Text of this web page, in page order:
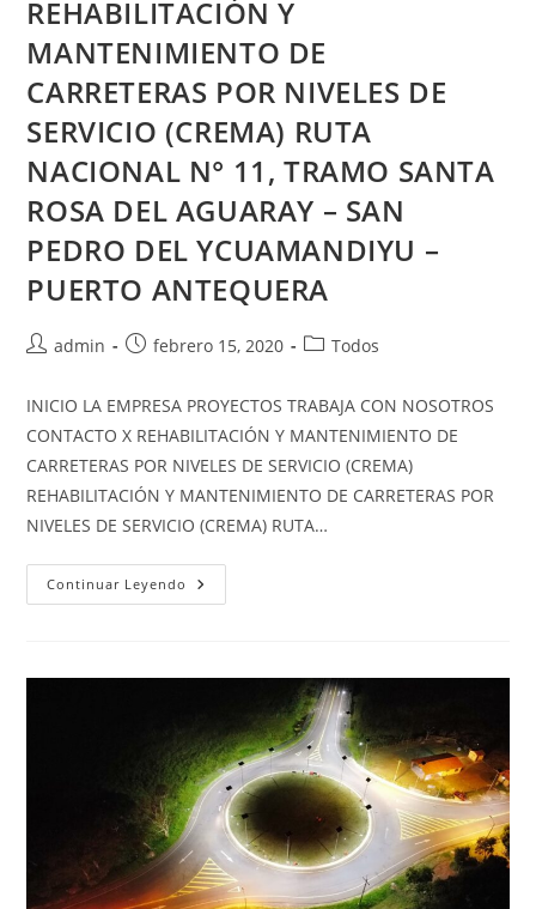
REHABILITACIÓN Y
MANTENIMIENTO DE
CARRETERAS POR NIVELES DE
SERVICIO (CREMA) RUTA
NACIONAL N° 11, TRAMO SANTA
ROSA DEL AGUARAY – SAN
PEDRO DEL YCUAMANDIYU –
PUERTO ANTEQUERA
admin febrero 15, 2020 Todos
INICIO LA EMPRESA PROYECTOS TRABAJA CON NOSOTROS
CONTACTO X REHABILITACIÓN Y MANTENIMIENTO DE
CARRETERAS POR NIVELES DE SERVICIO (CREMA)
REHABILITACIÓN Y MANTENIMIENTO DE CARRETERAS POR
NIVELES DE SERVICIO (CREMA) RUTA…
Continuar Leyendo